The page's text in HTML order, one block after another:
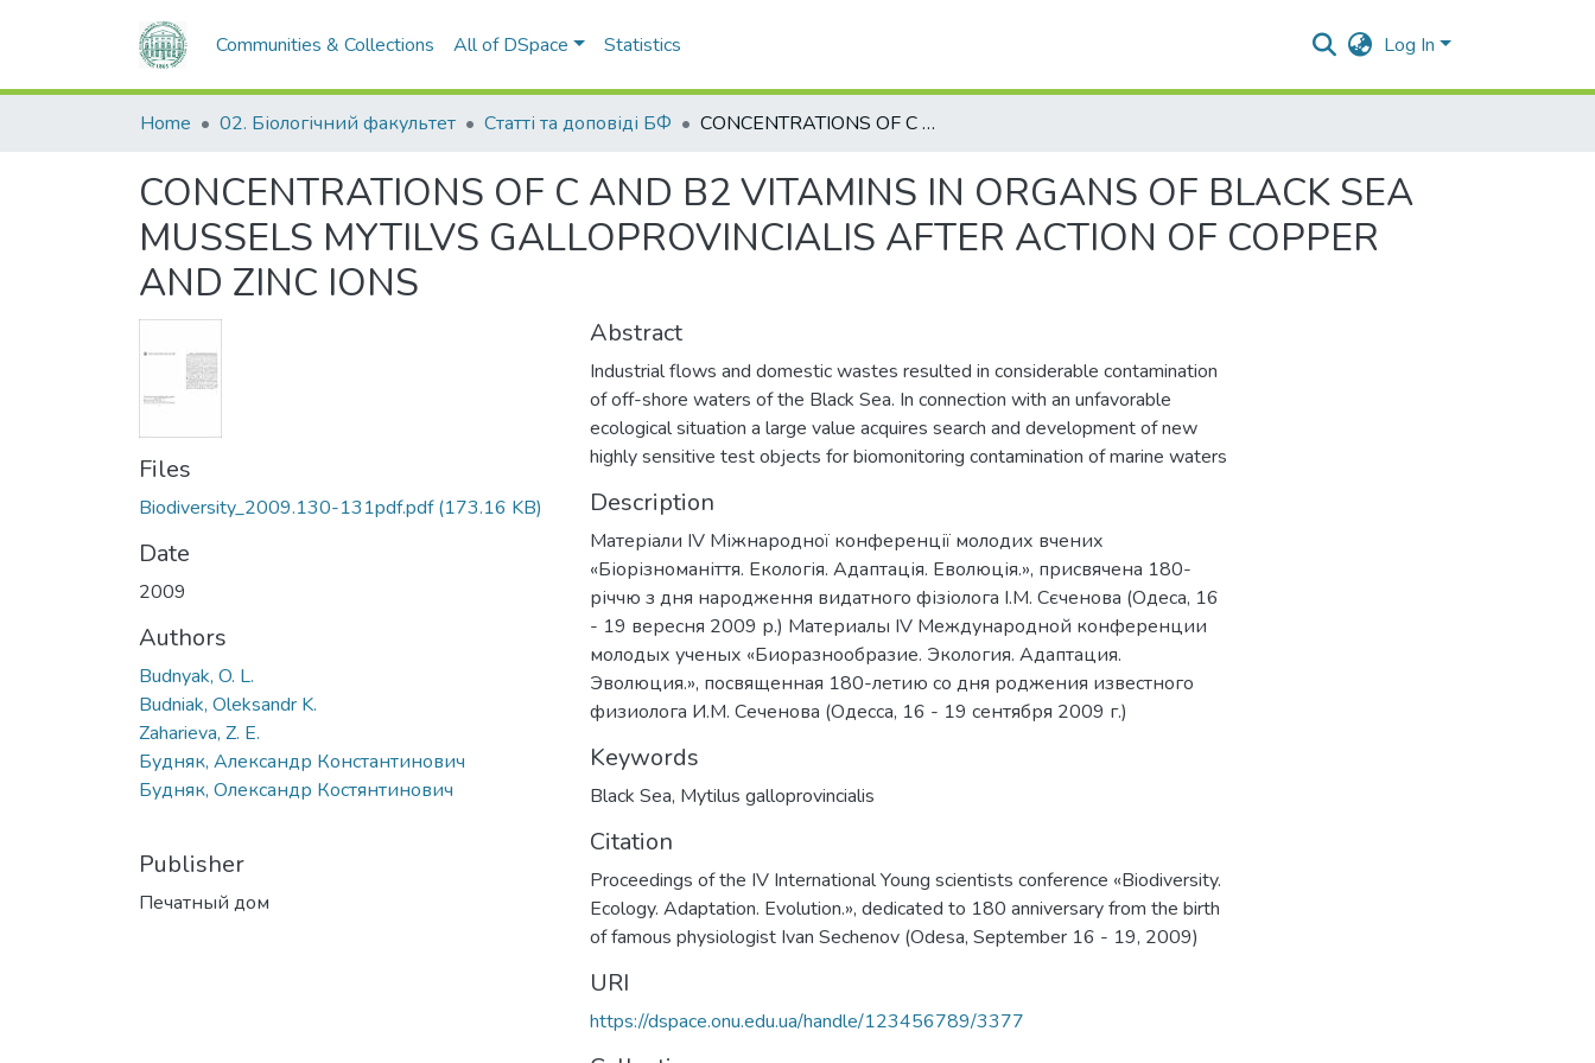
Communities & Collections All of DSpace Statistics Log In
Home 02. Біологічний факультет Статті та доповіді БФ CONCENTRATIONS OF C AND B2 VITAMINS IN ORGANS OF BLACK SEA MUSSELS MYTILVS GALLOPROVINCIALIS AFTER ACTION OF COPPER AND ZINC IONS
CONCENTRATIONS OF C AND B2 VITAMINS IN ORGANS OF BLACK SEA
MUSSELS MYTILVS GALLOPROVINCIALIS AFTER ACTION OF COPPER
AND ZINC IONS
Files
Biodiversity_2009.130-131pdf.pdf(173.16 KB)
Date
2009
Authors
Budnyak, O. L.
Budniak, Oleksandr K.
Zaharieva, Z. E.
Будняк, Александр Константинович
Будняк, Олександр Костянтинович
Publisher
Печатный дом
Abstract
Industrial flows and domestic wastes resulted in considerable contamination
of off-shore waters of the Black Sea. In connection with an unfavorable
ecological situation a large value acquires search and development of new
highly sensitive test objects for biomonitoring contamination of marine waters
Description
Матеріали IV Міжнародної конференції молодих вчених
«Біорізноманіття. Екологія. Адаптація. Еволюція.», присвячена 180-
річчю з дня народження видатного фізіолога І.М. Сєченова (Одеса, 16
- 19 вересня 2009 р.) Материалы IV Международной конференции
молодых ученых «Биоразнообразие. Экология. Адаптация.
Эволюция.», посвященная 180-летию со дня роджения известного
физиолога И.М. Сеченова (Одесса, 16 - 19 сентября 2009 г.)
Keywords
Black Sea, Mytilus galloprovincialis
Citation
Proceedings of the IV International Young scientists conference «Biodiversity.
Ecology. Adaptation. Evolution.», dedicated to 180 anniversary from the birth
of famous physiologist Ivan Sechenov (Odesa, September 16 - 19, 2009)
URI
https://dspace.onu.edu.ua/handle/123456789/3377